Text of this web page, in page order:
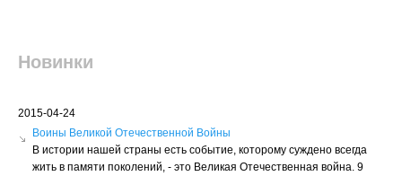
Новинки
2015-04-24
Воины Великой Отечественной Войны
В истории нашей страны есть событие, которому суждено всегда
жить в памяти поколений, - это Великая Отечественная война. 9